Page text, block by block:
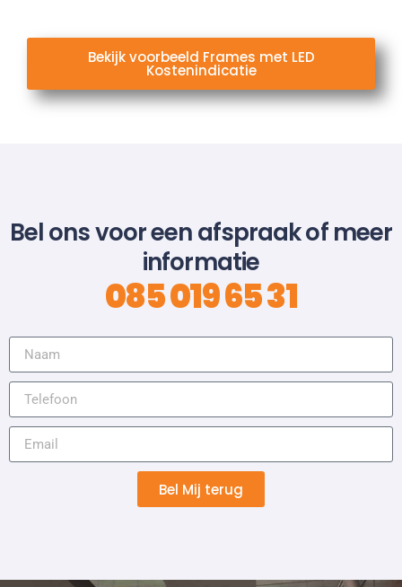
Bekijk voorbeeld Frames met LED
Kostenindicatie
Bel ons voor een afspraak of meer
informatie
085 019 65 31
Bel Mij terug